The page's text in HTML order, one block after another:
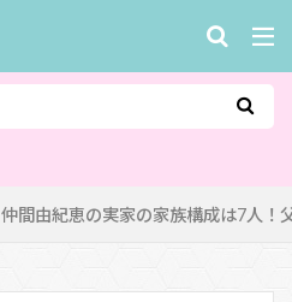
仲間由紀恵の実家の家族構成は7人！